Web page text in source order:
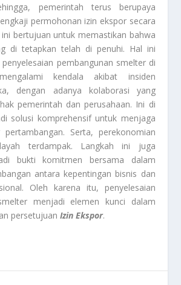
pemerintah terus berupaya
permohonan izin ekspor secara
bertujuan untuk memastikan bahwa
di tetapkan telah di penuhi. Hal ini
pembangunan smelter di
kendala akibat insiden
dengan adanya kolaborasi yang
pemerintah dan perusahaan. Ini di
solusi komprehensif untuk menjaga
Serta, perekonomian
terdampak. Langkah ini juga
bukti komitmen bersama dalam
antara kepentingan bisnis dan
Oleh karena itu, penyelesaian
menjadi elemen kunci dalam
persetujuanIzin Ekspor.